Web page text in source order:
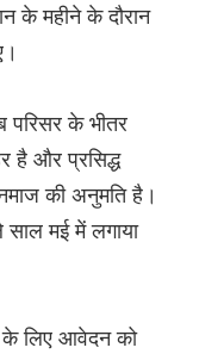
के महीने के दौरान
के भीतर
है और प्रसिद्ध
की अनुमति है।
मई में लगाया
लिए आवेदन को